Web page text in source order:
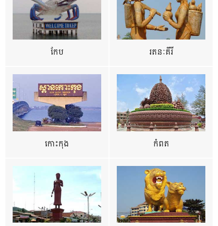
កែប រតនៈគីរី
កោះកុង កំពត